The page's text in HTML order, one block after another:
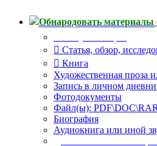
Обнародовать материалы
Статья, обзор,
Книга
Художественная проза
Запись в личном
Фотодокументы
Файл(ы):
Биография
Аудиокнига или иной